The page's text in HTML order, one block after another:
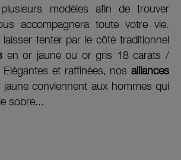
modèles afin de trouver
accompagnera toute votre vie.
tenter par le côté traditionnel
en or jaune ou or gris 18 carats /
et raffinées, nos alliances
conviennent aux hommes qui
sobre...